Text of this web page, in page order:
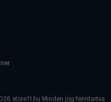
store11.hu Minden jog fenntartva